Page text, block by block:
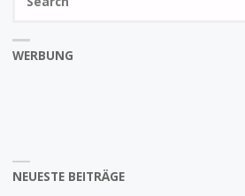
WERBUNG
NEUESTE BEITRÄGE